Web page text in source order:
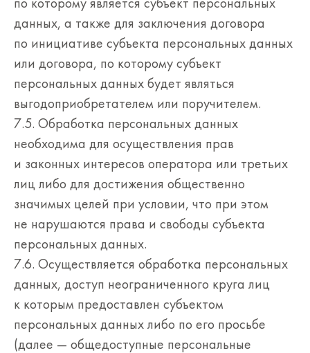
по которому является субъект персональных
данных, а также для заключения договора
по инициативе субъекта персональных данных
или договора, по которому субъект
персональных данных будет являться
выгодоприобретателем или поручителем.
7.5. Обработка персональных данных
необходима для осуществления прав
и законных интересов оператора или третьих
лиц либо для достижения общественно
значимых целей при условии, что при этом
не нарушаются права и свободы субъекта
персональных данных.
7.6. Осуществляется обработка персональных
данных, доступ неограниченного круга лиц
к которым предоставлен субъектом
персональных данных либо по его просьбе
(далее — общедоступные персональные